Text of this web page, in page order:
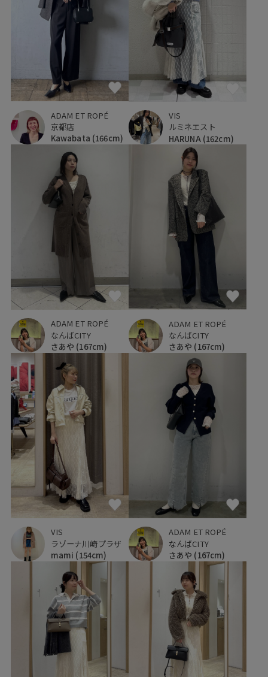
ADAM ET ROPÉ
京都店
Kawabata (166cm)
VIS
ルミネエスト
HARUNA (162cm)
ADAM ET ROPÉ
なんばCITY
さあや (167cm)
ADAM ET ROPÉ
なんばCITY
さあや (167cm)
VIS
ラゾーナ川崎プラザ
mami (154cm)
ADAM ET ROPÉ
なんばCITY
さあや (167cm)